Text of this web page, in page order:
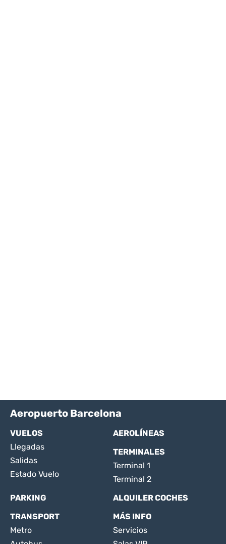
Aeropuerto Barcelona
VUELOS
Llegadas
Salidas
Estado Vuelo
AEROLÍNEAS
TERMINALES
Terminal 1
Terminal 2
PARKING
ALQUILER COCHES
TRANSPORT
Metro
MÁS INFO
Servicios